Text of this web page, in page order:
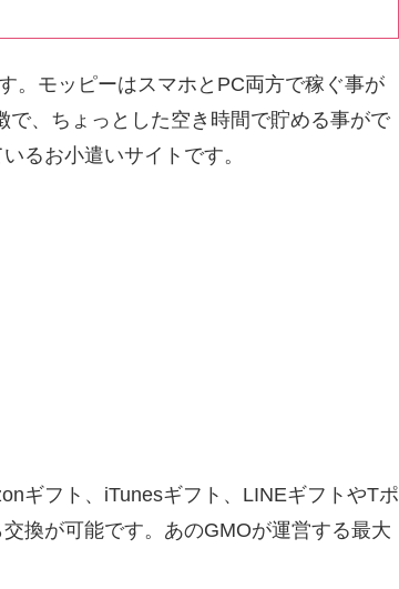
。モッピーはスマホとPC両方で稼ぐ事が
、ちょっとした空き時間で貯める事がで
るお小遣いサイトです。
ギフト、iTunesギフト、LINEギフトやTポ
換が可能です。あのGMOが運営する最大